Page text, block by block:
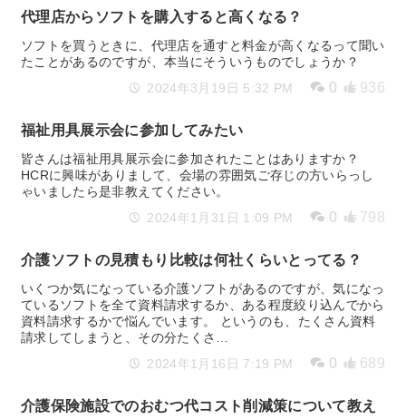
代理店からソフトを購入すると高くなる？
ソフトを買うときに、代理店を通すと料金が高くなるって聞い
たことがあるのですが、本当にそういうものでしょうか？
2024年3月19日 5:32 PM
0 936
福祉用具展示会に参加してみたい
皆さんは福祉用具展示会に参加されたことはありますか？
HCRに興味がありまして、会場の雰囲気ご存じの方いらっし
ゃいましたら是非教えてください。
2024年1月31日 1:09 PM
0 798
介護ソフトの見積もり比較は何社くらいとってる？
いくつか気になっている介護ソフトがあるのですが、気になっ
ているソフトを全て資料請求するか、ある程度絞り込んでから
資料請求するかで悩んでいます。 というのも、たくさん資料
請求してしまうと、その分たくさ…
2024年1月16日 7:19 PM
0 689
介護保険施設でのおむつ代コスト削減策について教え